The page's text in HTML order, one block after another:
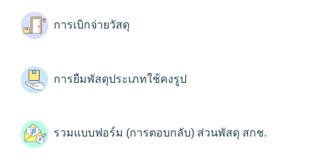
การเบิกจ่ายวัสดุ
การยืมพัสดุประเภทใช้คงรูป
รวมแบบฟอร์ม (การตอบกลับ) ส่วนพัสดุ สกช.